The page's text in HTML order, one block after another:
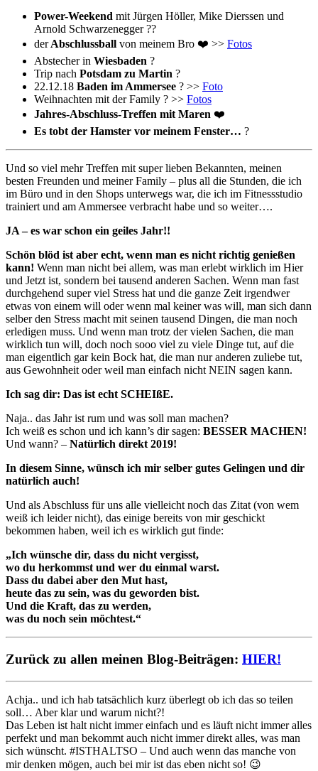
Power-Weekend mit Jürgen Höller, Mike Dierssen und
Arnold Schwarzenegger ??
derAbschlussball von meinem Bro ❤️ >> Fotos
Abstecher in Wiesbaden ?
Trip nach Potsdam zu Martin ?
22.12.18 Baden im Ammersee ? >> Foto
Weihnachten mit der Family ? >> Fotos
Jahres-Abschluss-Treffen mit Maren ❤️
Es tobt der Hamster vor meinem Fenster… ?
Und so viel mehr Treffen mit super lieben Bekannten, meinen
besten Freunden und meiner Family – plus all die Stunden, die ich
im Büro und in den Shops unterwegs war, die ich im Fitnessstudio
trainiert und am Ammersee verbracht habe und so weiter….
JA – es war schon ein geiles Jahr!!
Schön blöd ist aber echt, wenn man es nicht richtig genießen
kann! Wenn man nicht bei allem, was man erlebt wirklich im Hier
und Jetzt ist, sondern bei tausend anderen Sachen. Wenn man fast
durchgehend super viel Stress hat und die ganze Zeit irgendwer
etwas von einem will oder wenn mal keiner was will, man sich dann
selber den Stress macht mit seinen tausend Dingen, die man noch
erledigen muss. Und wenn man trotz der vielen Sachen, die man
wirklich tun will, doch noch sooo viel zu viele Dinge tut, auf die
man eigentlich gar kein Bock hat, die man nur anderen zuliebe tut,
aus Gewohnheit oder weil man einfach nicht NEIN sagen kann.
Ich sag dir: Das ist echt SCHEIßE.
Naja.. das Jahr ist rum und was soll man machen?
Ich weiß es schon und ich kann’s dir sagen: BESSER MACHEN!
Und wann? – Natürlich direkt 2019!
In diesem Sinne, wünsch ich mir selber gutes Gelingen und dir
natürlich auch!
Und als Abschluss für uns alle vielleicht noch das Zitat (von wem
weiß ich leider nicht), das einige bereits von mir geschickt
bekommen haben, weil ich es wirklich gut finde:
„Ich wünsche dir, dass du nicht vergisst,
wo du herkommst und wer du einmal warst.
Dass du dabei aber den Mut hast,
heute das zu sein, was du geworden bist.
Und die Kraft, das zu werden,
was du noch sein möchtest.“
Zurück zu allen meinen Blog-Beiträgen: HIER!
Achja.. und ich hab tatsächlich kurz überlegt ob ich das so teilen
soll… Aber klar und warum nicht?!
Das Leben ist halt nicht immer einfach und es läuft nicht immer alles
perfekt und man bekommt auch nicht immer direkt alles, was man
sich wünscht. #ISTHALTSO – Und auch wenn das manche von
mir denken mögen, auch bei mir ist das eben nicht so! 😉